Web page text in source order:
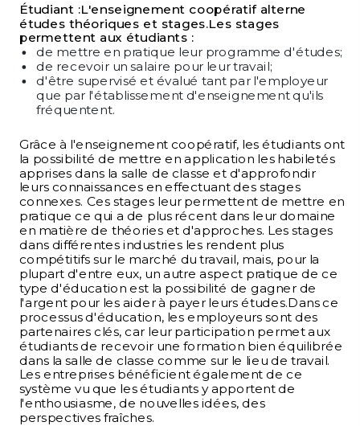
Étudiant :L'enseignement coopératif alterne
études théoriques et stages.Les stages
permettent aux étudiants :
de mettre en pratique leur programme d'études;
de recevoir un salaire pour leur travail;
d'être supervisé et évalué tant par l'employeur
que par l'établissement d'enseignement qu'ils
fréquentent.
Grâce à l'enseignement coopératif, les étudiants ont
la possibilité de mettre en application les habiletés
apprises dans la salle de classe et d'approfondir
leurs connaissances en effectuant des stages
connexes. Ces stages leur permettent de mettre en
pratique ce qui a de plus récent dans leur domaine
en matière de théories et d'approches. Les stages
dans différentes industries les rendent plus
compétitifs sur le marché du travail, mais, pour la
plupart d'entre eux, un autre aspect pratique de ce
type d'éducation est la possibilité de gagner de
l'argent pour les aider à payer leurs études.Dans ce
processus d'éducation, les employeurs sont des
partenaires clés, car leur participation permet aux
étudiants de recevoir une formation bien équilibrée
dans la salle de classe comme sur le lieu de travail.
Les entreprises bénéficient également de ce
système vu que les étudiants y apportent de
l'enthousiasme, de nouvelles idées, des
perspectives fraîches.